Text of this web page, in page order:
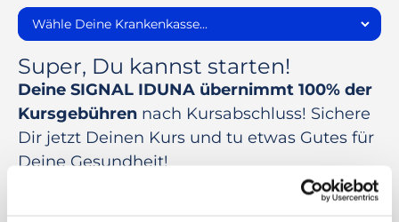
Super, Du kannst starten!
Deine SIGNAL IDUNA übernimmt 100% der
Kursgebühren nach Kursabschluss! Sichere
Dir jetzt Deinen Kurs und tu etwas Gutes für
Deine Gesundheit!